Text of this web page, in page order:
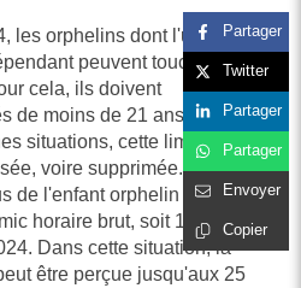
les orphelins dont l'un des
peuvent toucher une
cela, ils doivent
de moins de 21 ans.
situations, cette limite
voire supprimée. C'est le
de l'enfant orphelin restent
horaire brut, soit 11,65
Dans cette situation, la
être perçue jusqu'aux 25
Partager
Twitter
Partager
Partager
Envoyer
Copier